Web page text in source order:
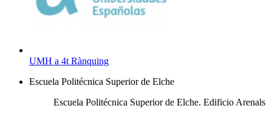
UMH a 4t Rànquing
Escuela Politécnica Superior de Elche
Escuela Politécnica Superior de Elche. Edificio Arenals